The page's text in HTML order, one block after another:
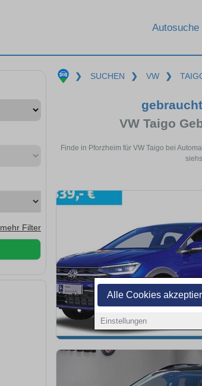
Alle Cookies
Einstellungen
Autosuche
mehr Filter
❯ SUCHEN ❯ VW ❯
VW Taigo
Finde in Pforzheim für VW Taigo bei